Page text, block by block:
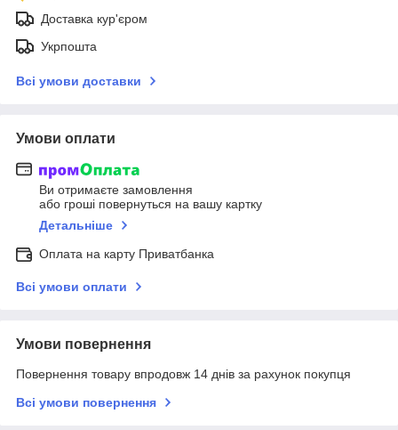
Доставка кур'єром
Укрпошта
Всі умови доставки
Умови оплати
Ви отримаєте замовлення
або гроші повернуться на вашу картку
Детальніше
Оплата на карту Приватбанка
Всі умови оплати
Умови повернення
Повернення товару впродовж 14 днів за рахунок покупця
Всі умови повернення